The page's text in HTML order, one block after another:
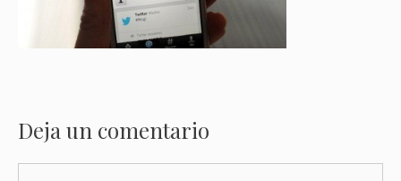
Deja un comentario